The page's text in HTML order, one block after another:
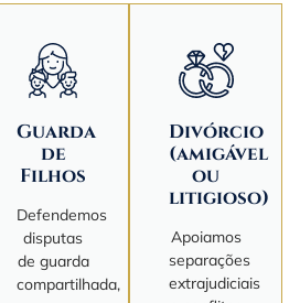
Guarda
de
Filhos
Defendemos
disputas
de guarda
compartilhada,
Divórcio
(amigável
ou
litigioso)
Apoiamos
separações
extrajudiciais